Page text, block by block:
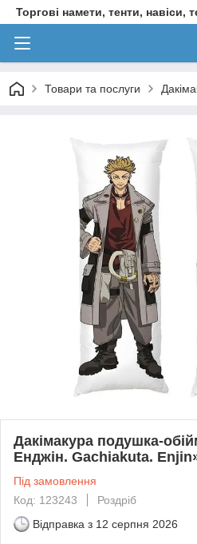
Торгові намети, тенти, навіси,
Товари та послуги
Дакімакура подушка-
Енджін. Gachiakuta.
Під замовлення
Код: 123243
Роздріб
Відправка з 12 серпня 2026